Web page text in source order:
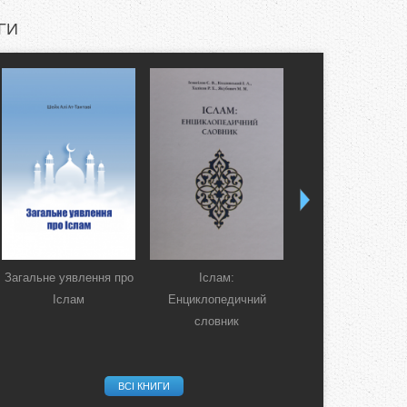
Загальне уявлення про
Іслам
Іслам:
Енциклопедичний
словник
Коран.
ВСІ КНИГИ